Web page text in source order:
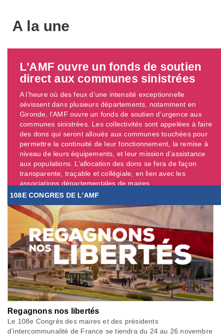
A la une
L'AMF ouvre un fonds de soutien
direct aux communes sinistrées
A l’heure où des feux d’une intensité exceptionnelle
sévissent dans plusieurs départements, notamment en
Gironde, l’AMF ouvre un fonds de soutien d’urgence aux
communes sinistrées. Les collectivités sont appelées à faire
des dons qui seront alloués aux communes touchées pour
permettre la continuité de leur fonctionnement, la remise à
niveau de leurs équipements, et leur mission d’assistance
aux populations. L’allocation des dons se fera de façon
transparente, traçable et collégiale, en lien avec les
associations départementales de maires. ...
108E CONGRES DE L'AMF
Regagnons nos libertés
Le 108e Congrès des maires et des présidents
d’intercommunalité de France se tiendra du 24 au 26 novembre